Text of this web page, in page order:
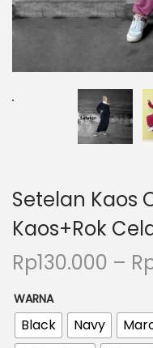
Setelan Kaos
Kaos+Rok
Rp130.000 –
WARNA
Black Navy